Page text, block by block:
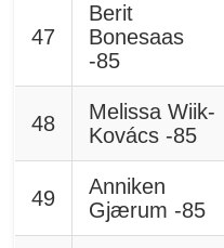
47
Berit
Bonesaas
-85
48
Melissa Wiik-
Kovács -85
49
Anniken
Gjærum -85